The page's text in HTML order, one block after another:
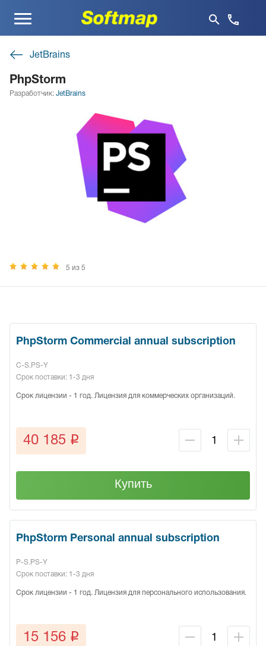
Меню
JetBrains
PhpStorm
Разработчик: JetBrains
5 из 5
PhpStorm Commercial annual subscription
C-S.PS-Y
Срок поставки: 1-3 дня
Срок лицензии - 1 год. Лицензия для коммерческих организаций.
40 185 q
Купить
PhpStorm Personal annual subscription
P-S.PS-Y
Срок поставки: 1-3 дня
Срок лицензии - 1 год. Лицензия для персонального использования.
15 156 q